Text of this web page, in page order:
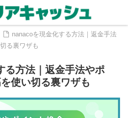
nanacoを現金化する方法｜返金手法
る裏ワザも
る方法｜返金手法やポ
使い切る裏ワザも